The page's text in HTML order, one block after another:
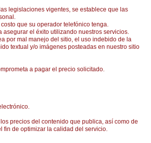
legislaciones vigentes, se establece que las
que su operador telefónico tenga.
el éxito utilizando nuestros servicios.
por mal manejo del sitio, el uso indebido de la
textual y/o imágenes posteadas en nuestro sitio
a pagar el precio solicitado.
precios del contenido que publica, así como de
fin de optimizar la calidad del servicio.